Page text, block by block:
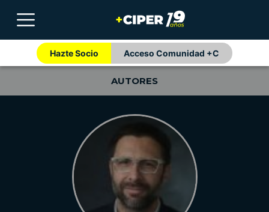
Hazte Socio Acceso Comunidad +C
AUTORES